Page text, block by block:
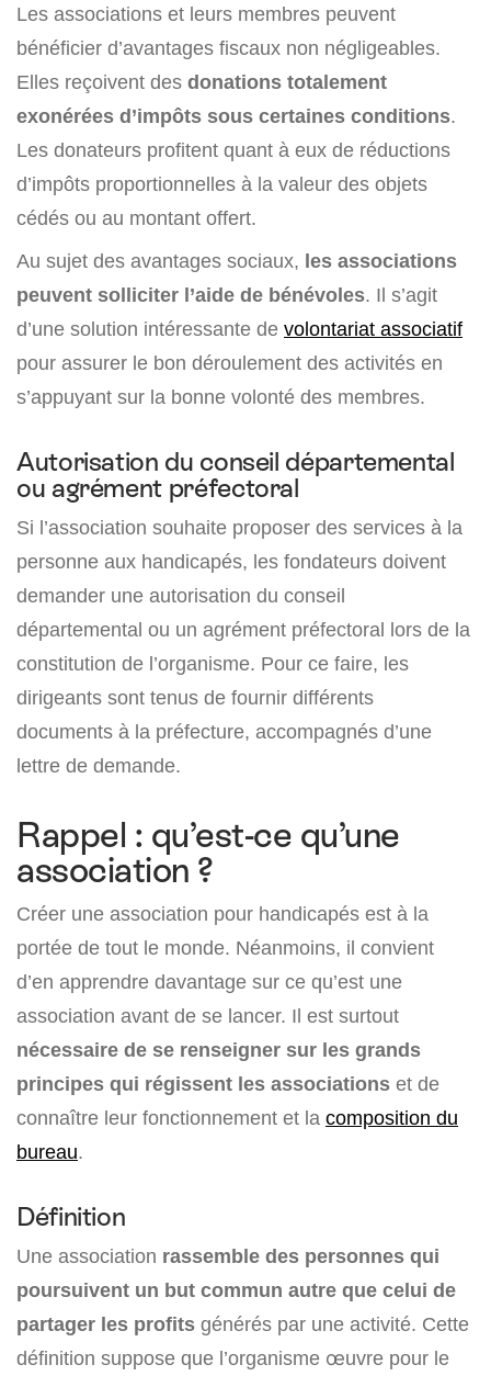
Les associations et leurs membres peuvent
bénéficier d’avantages fiscaux non négligeables.
Elles reçoivent des donations totalement
exonérées d’impôts sous certaines conditions.
Les donateurs profitent quant à eux de réductions
d’impôts proportionnelles à la valeur des objets
cédés ou au montant offert.
Au sujet des avantages sociaux, les associations
peuvent solliciter l’aide de bénévoles. Il s’agit
d’une solution intéressante de volontariat associatif
pour assurer le bon déroulement des activités en
s’appuyant sur la bonne volonté des membres.
Autorisation du conseil départemental
ou agrément préfectoral
Si l’association souhaite proposer des services à la
personne aux handicapés, les fondateurs doivent
demander une autorisation du conseil
départemental ou un agrément préfectoral lors de la
constitution de l’organisme. Pour ce faire, les
dirigeants sont tenus de fournir différents
documents à la préfecture, accompagnés d’une
lettre de demande.
Rappel : qu’est-ce qu’une
association ?
Créer une association pour handicapés est à la
portée de tout le monde. Néanmoins, il convient
d’en apprendre davantage sur ce qu’est une
association avant de se lancer. Il est surtout
nécessaire de se renseigner sur les grands
principes qui régissent les associations et de
connaître leur fonctionnement et la composition du
bureau.
Définition
Une association rassemble des personnes qui
poursuivent un but commun autre que celui de
partager les profits générés par une activité. Cette
définition suppose que l’organisme œuvre pour le